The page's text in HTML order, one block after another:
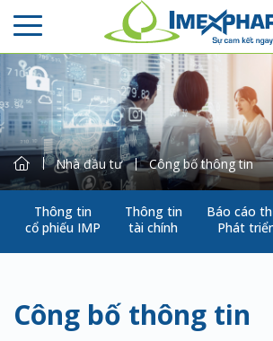
Nhà đầu tư Công bố thông tin
Thông tin
cổ phiếu IMP
Thông tin
tài chính
Báo cáo
Phát
Công bố thông tin